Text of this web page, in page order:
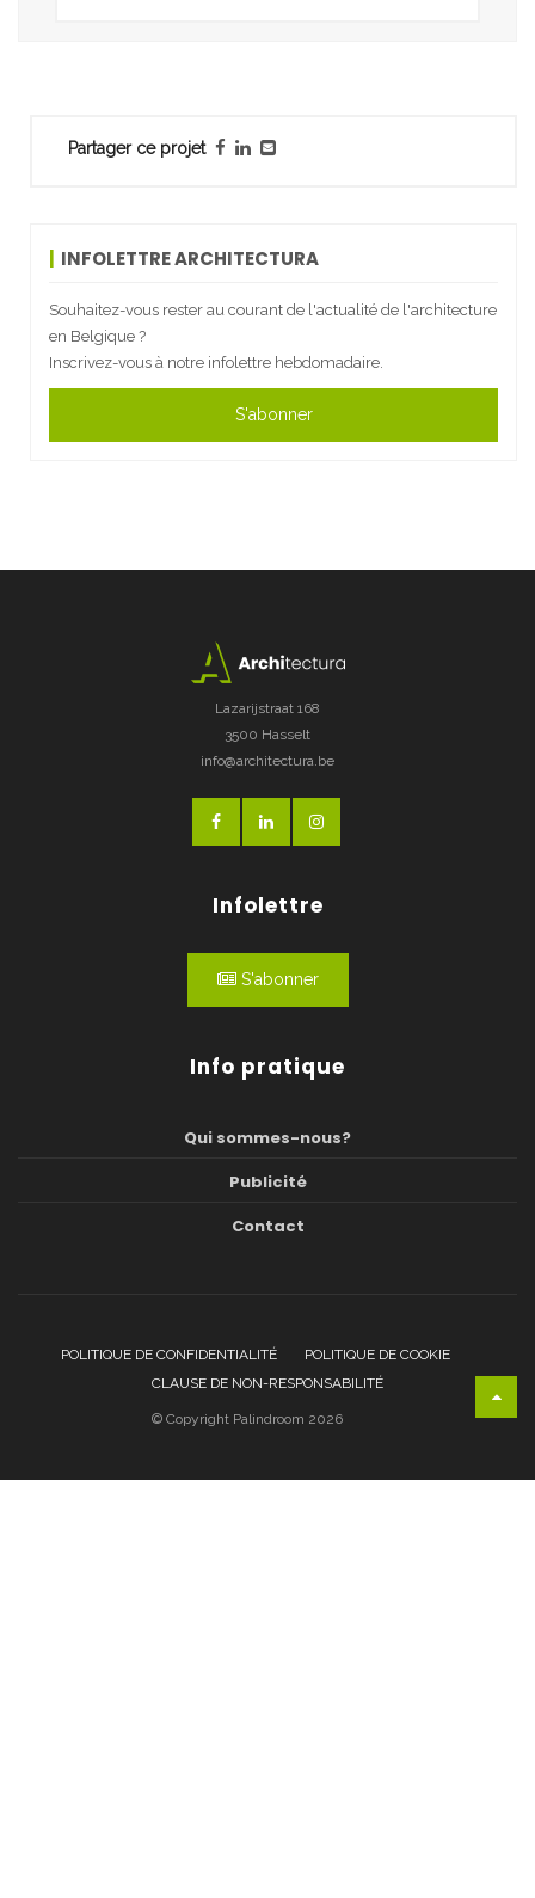
Partager ce projet
INFOLETTRE ARCHITECTURA
Souhaitez-vous rester au courant de l'actualité de l'architecture
en Belgique ?
Inscrivez-vous à notre infolettre hebdomadaire.
S'abonner
Lazarijstraat 168
3500 Hasselt
info@architectura.be
Infolettre
S'abonner
Info pratique
Qui sommes-nous?
Publicité
Contact
POLITIQUE DE CONFIDENTIALITÉ
POLITIQUE DE COOKIE
CLAUSE DE NON-RESPONSABILITÉ
© Copyright Palindroom 2026